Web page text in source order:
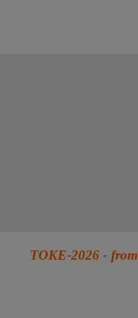
TOKE-2026 -